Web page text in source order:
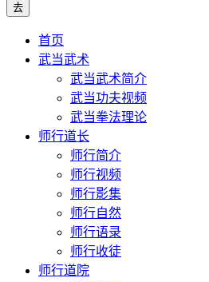
首页
武当武术
武当武术简介
武当功夫视频
武当拳法理论
师行道长
师行简介
师行视频
师行影集
师行自然
师行语录
师行收徒
师行道院